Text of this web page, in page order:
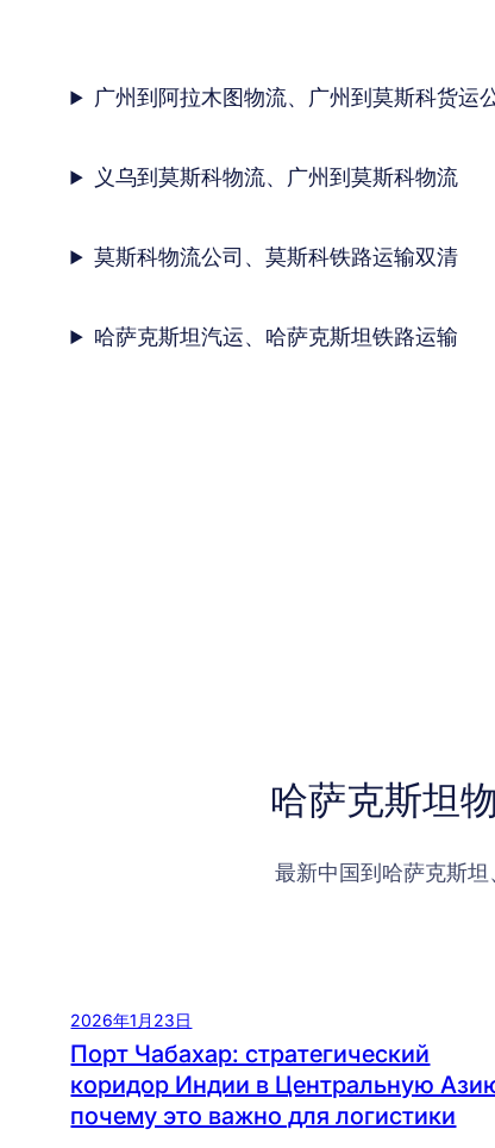
广州到阿拉木图物流、广州到莫斯科货运
义乌到莫斯科物流、广州到莫斯科物流
莫斯科物流公司、莫斯科铁路运输双清
哈萨克斯坦汽运、哈萨克斯坦铁路运输
哈萨克斯坦
最新中国到哈萨克斯
2026年1月23日
Порт Чабахар: стратегический
коридор Индии в Центральную
почему это важно для логистики